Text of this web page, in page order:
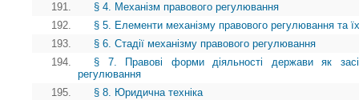
191.
§ 4. Механізм правового регулювання
192.
§ 5. Елементи механізму правового регулювання та
193.
§ 6. Стадії механізму правового регулювання
194.
§ 7. Правові форми діяльності держави як
регулювання
195.
§ 8. Юридична техніка